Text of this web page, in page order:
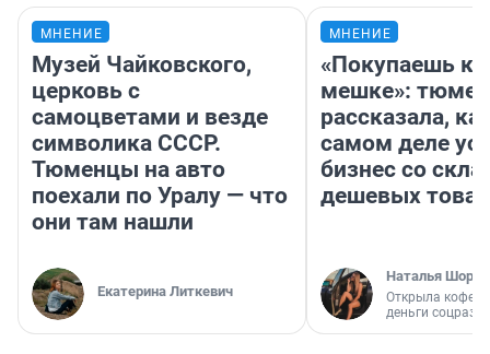
МНЕНИЕ
Музей Чайковского,
церковь с
самоцветами и везде
символика СССР.
Тюменцы на авто
поехали по Уралу — что
они там нашли
Екатерина Литкевич
МНЕНИЕ
«Покупаешь
мешке»:
рассказала,
самом деле
бизнес со
дешевых
Наталья
Открыла
деньги